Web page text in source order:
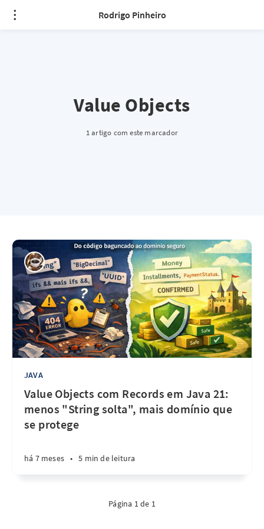
Rodrigo Pinheiro
Value Objects
1 artigo com este marcador
JAVA
Value Objects com Records em Java 21:
menos "String solta", mais domínio que
se protege
há 7 meses • 5 min de leitura
Página 1 de 1